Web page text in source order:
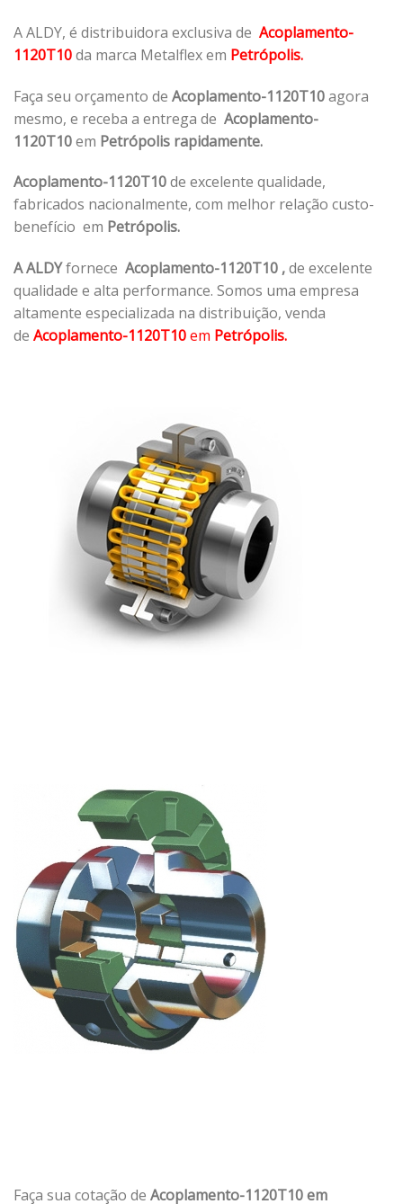
A ALDY, é distribuidora exclusiva de Acoplamento-
1120T10da marca Metalflex em Petrópolis.
Faça seu orçamento de Acoplamento-1120T10agora
mesmo, e receba a entrega de Acoplamento-
1120T10em Petrópolis rapidamente.
Acoplamento-1120T10de excelente qualidade,
fabricados nacionalmente, com melhor relação custo-
benefício em Petrópolis.
A ALDYfornece Acoplamento-1120T10 ,de excelente
qualidade e alta performance. Somos uma empresa
altamente especializada na distribuição, venda
de Acoplamento-1120T10em Petrópolis.
Faça sua cotação de Acoplamento-1120T10 em